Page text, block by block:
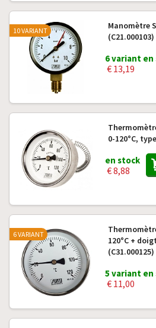
Manomètre
(C21.000103)
6 variant en
€ 13,19
10 VARIANT
0-120°C,
en stock
€ 8,88
120°C +
(C31.000125)
5 variant en
€ 11,00
6 VARIANT